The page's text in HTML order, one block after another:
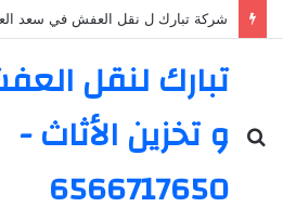
تبارك لنقل
و تخزين الأثاث -
6566717650
بحث